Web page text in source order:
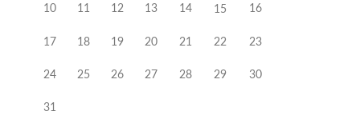
10 11 12 13 14 15 16
17 18 19 20 21 22 23
24 25 26 27 28 29 30
31